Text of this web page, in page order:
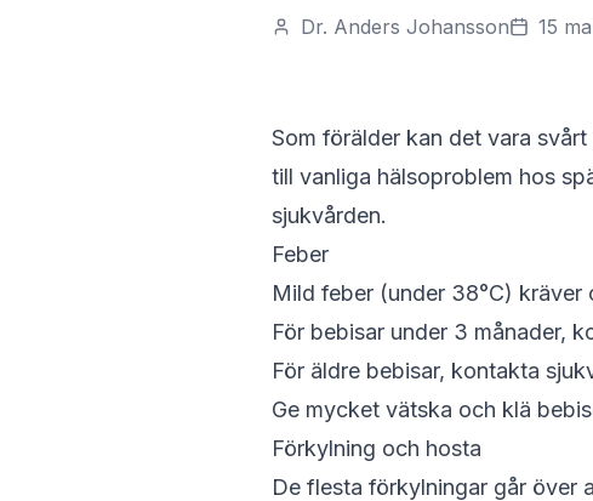
Dr. Anders Johansson 15
Som förälder kan det vara
till vanliga hälsoproblem hos
sjukvården.
Feber
Mild feber (under 38°C) kräver
För bebisar under 3 månader,
För äldre bebisar, kontakta
Ge mycket vätska och klä
Förkylning och hosta
De flesta förkylningar går över